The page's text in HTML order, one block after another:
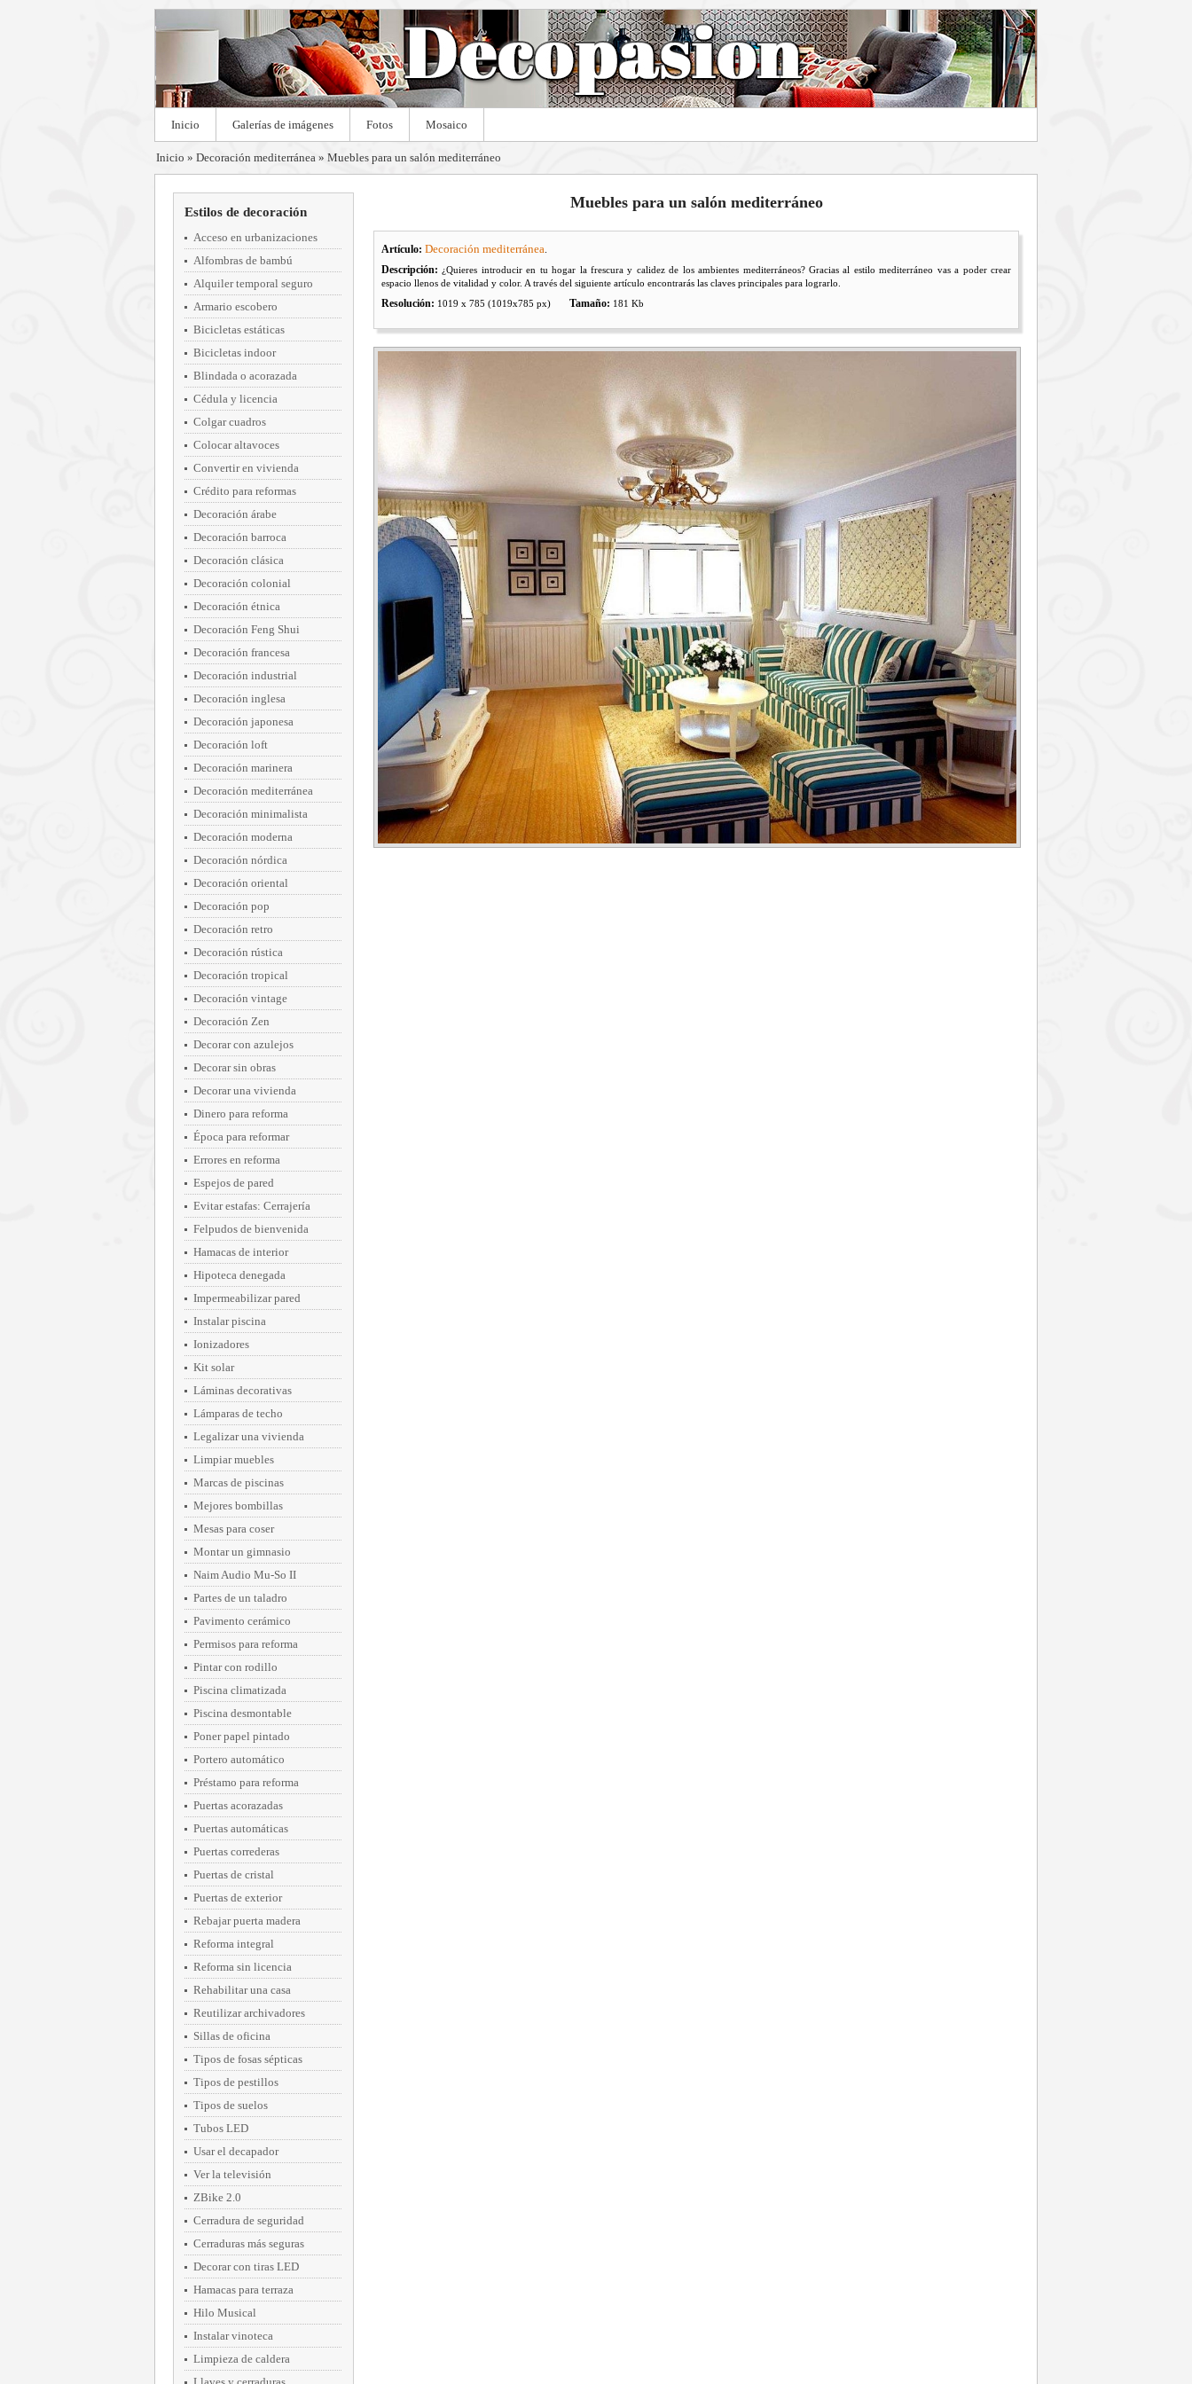
Inicio Galerías de imágenes Fotos Mosaico
Inicio » Decoración mediterránea » Muebles para un salón mediterráneo
Estilos de decoración
Acceso en urbanizaciones
Alfombras de bambú
Alquiler temporal seguro
Armario escobero
Bicicletas estáticas
Bicicletas indoor
Blindada o acorazada
Cédula y licencia
Colgar cuadros
Colocar altavoces
Convertir en vivienda
Crédito para reformas
Decoración árabe
Decoración barroca
Decoración clásica
Decoración colonial
Decoración étnica
Decoración Feng Shui
Decoración francesa
Decoración industrial
Decoración inglesa
Decoración japonesa
Decoración loft
Decoración marinera
Decoración mediterránea
Decoración minimalista
Decoración moderna
Decoración nórdica
Decoración oriental
Decoración pop
Decoración retro
Decoración rústica
Decoración tropical
Decoración vintage
Decoración Zen
Decorar con azulejos
Decorar sin obras
Decorar una vivienda
Dinero para reforma
Época para reformar
Errores en reforma
Espejos de pared
Evitar estafas: Cerrajería
Felpudos de bienvenida
Hamacas de interior
Hipoteca denegada
Impermeabilizar pared
Instalar piscina
Ionizadores
Kit solar
Láminas decorativas
Lámparas de techo
Legalizar una vivienda
Limpiar muebles
Marcas de piscinas
Mejores bombillas
Mesas para coser
Montar un gimnasio
Naim Audio Mu-So II
Partes de un taladro
Pavimento cerámico
Permisos para reforma
Pintar con rodillo
Piscina climatizada
Piscina desmontable
Poner papel pintado
Portero automático
Préstamo para reforma
Puertas acorazadas
Puertas automáticas
Puertas correderas
Puertas de cristal
Puertas de exterior
Rebajar puerta madera
Reforma integral
Reforma sin licencia
Rehabilitar una casa
Reutilizar archivadores
Sillas de oficina
Tipos de fosas sépticas
Tipos de pestillos
Tipos de suelos
Tubos LED
Usar el decapador
Ver la televisión
ZBike 2.0
Cerradura de seguridad
Cerraduras más seguras
Decorar con tiras LED
Hamacas para terraza
Hilo Musical
Instalar vinoteca
Limpieza de caldera
Muebles para un salón mediterráneo
Artículo: Decoración mediterránea.
Descripción: ¿Quieres introducir en tu hogar la frescura y calidez de los ambientes mediterráneos? Gracias al estilo mediterráneo vas a poder crear
espacio llenos de vitalidad y color. A través del siguiente artículo encontrarás las claves principales para lograrlo.
Resolución: 1019 x 785 (1019x785 px) Tamaño: 181 Kb